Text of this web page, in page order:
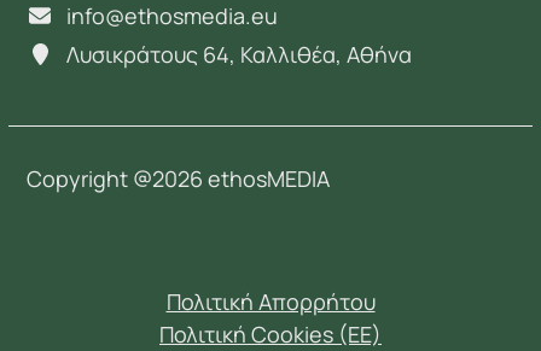
info@ethosmedia.eu
Λυσικράτους 64, Καλλιθέα, Αθήνα
Copyright @2026 ethosMEDIA
Πολιτική Απορρήτου
Πολιτική Cookies (EE)